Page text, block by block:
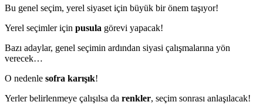
Bu genel seçim, yerel siyaset için büyük bir önem taşıyor!
Yerel seçimler için pusula görevi yapacak!
Bazı adaylar, genel seçimin ardından siyasi çalışmalarına yön
verecek…
O nedenle sofra karışık!
Yerler belirlenmeye çalışılsa da renkler, seçim sonrası anlaşılacak!